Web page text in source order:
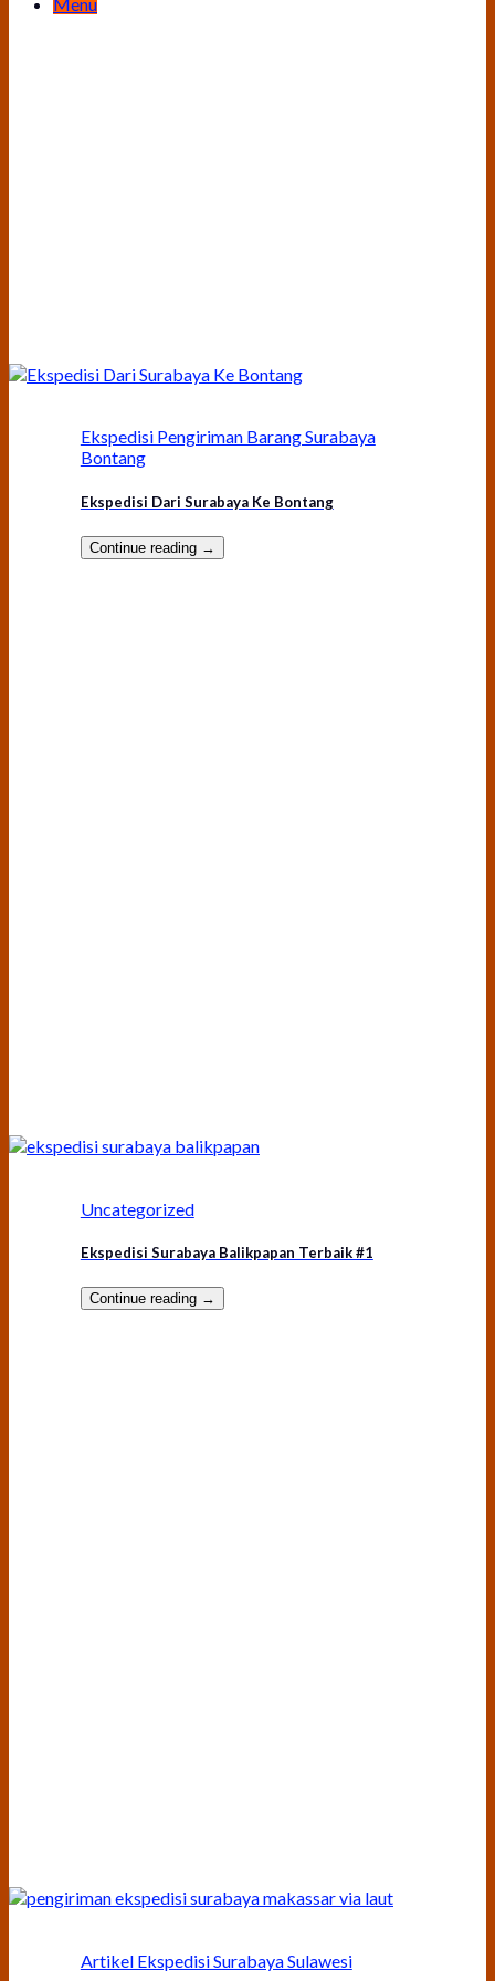
Ekspedisi Pengiriman Barang Surabaya
Bontang
Ekspedisi Dari Surabaya Ke Bontang
Continue reading →
Uncategorized
Ekspedisi Surabaya Balikpapan Terbaik #1
Continue reading →
Artikel Ekspedisi Surabaya Sulawesi